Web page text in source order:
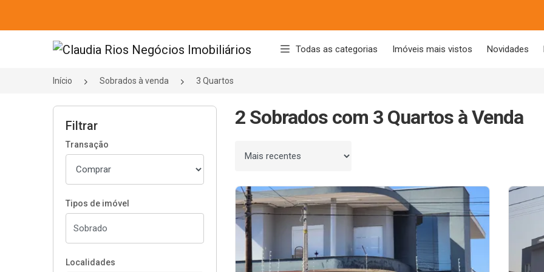
Página inicial Todas as categorias Imóveis mais vistos Novidades
Início Sobrados à venda 3 Quartos
Filtrar
Transação
Tipos de imóvel
Localidades
2 Sobrados com 3 Quartos à Venda
Ordenar por